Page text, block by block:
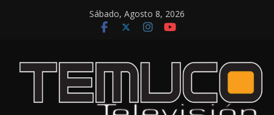
Sábado, Agosto 8, 2026